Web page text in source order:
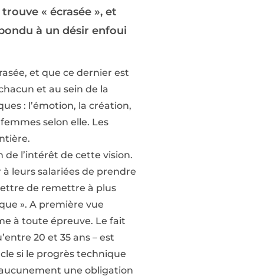
« écrasée », et
à un désir enfoui
et que ce dernier est
et au sein de la
: l’émotion, la création,
selon elle. Les
l’intérêt de cette vision.
leurs salariées de prendre
de remettre à plus
». A première vue
à toute épreuve. Le fait
20 et 35 ans – est
si le progrès technique
une obligation